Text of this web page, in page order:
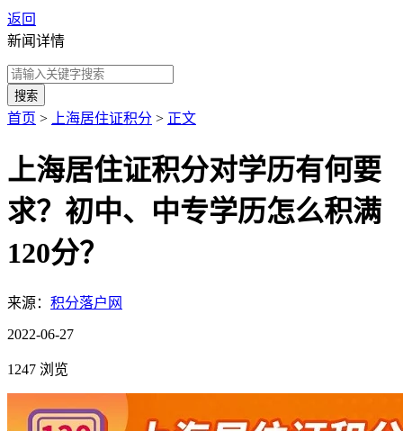
返回
新闻详情
搜索
首页 > 上海居住证积分 > 正文
上海居住证积分对学历有何要
求？初中、中专学历怎么积满
120分？
来源： 积分落户网
2022-06-27
1247 浏览